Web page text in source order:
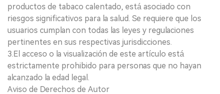
productos de tabaco calentado, está asociado con
riesgos significativos para la salud. Se requiere que los
usuarios cumplan con todas las leyes y regulaciones
pertinentes en sus respectivas jurisdicciones.
3.El acceso o la visualización de este artículo está
estrictamente prohibido para personas que no hayan
alcanzado la edad legal.
Aviso de Derechos de Autor